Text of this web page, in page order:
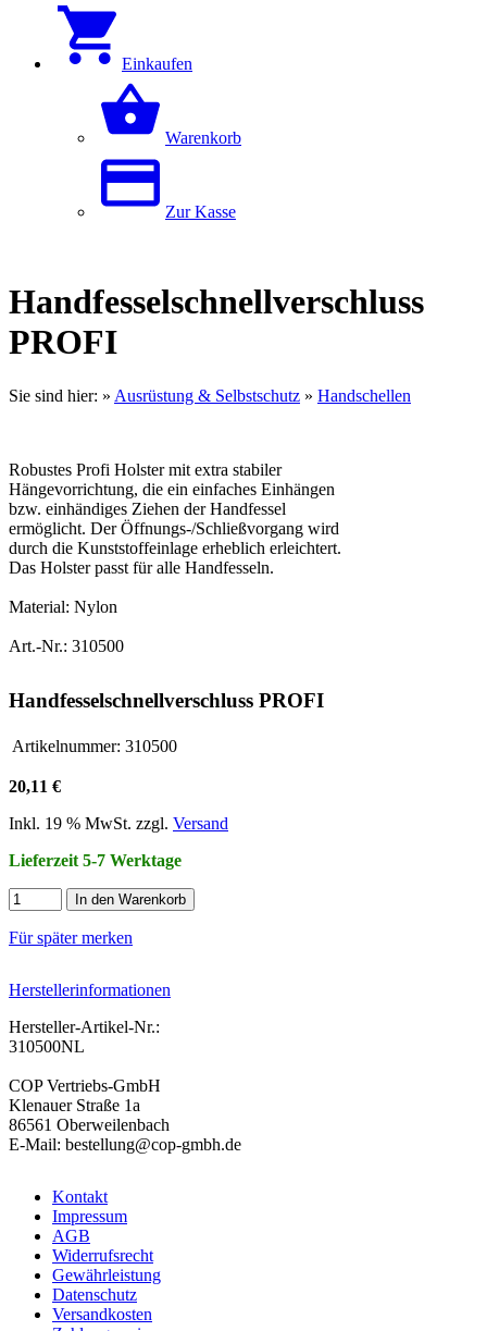
Einkaufen
Warenkorb
Zur Kasse
Handfesselschnellverschluss
PROFI
Sie sind hier: » Ausrüstung & Selbstschutz » Handschellen
Robustes Profi Holster mit extra stabiler
Hängevorrichtung, die ein einfaches Einhängen
bzw. einhändiges Ziehen der Handfessel
ermöglicht. Der Öffnungs-/Schließvorgang wird
durch die Kunststoffeinlage erheblich erleichtert.
Das Holster passt für alle Handfesseln.
Material: Nylon
Art.-Nr.: 310500
Handfesselschnellverschluss PROFI
Artikelnummer: 310500
20,11 €
Inkl. 19 % MwSt. zzgl. Versand
Lieferzeit 5-7 Werktage
In den Warenkorb
Für später merken
Herstellerinformationen
Hersteller-Artikel-Nr.:
310500NL
COP Vertriebs-GmbH
Klenauer Straße 1a
86561 Oberweilenbach
E-Mail: bestellung@cop-gmbh.de
Kontakt
Impressum
AGB
Widerrufsrecht
Gewährleistung
Datenschutz
Versandkosten